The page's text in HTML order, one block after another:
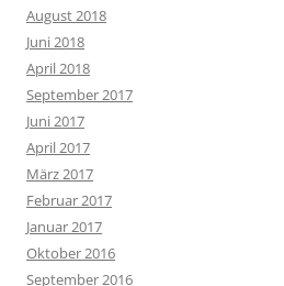
August 2018
Juni 2018
April 2018
September 2017
Juni 2017
April 2017
März 2017
Februar 2017
Januar 2017
Oktober 2016
September 2016